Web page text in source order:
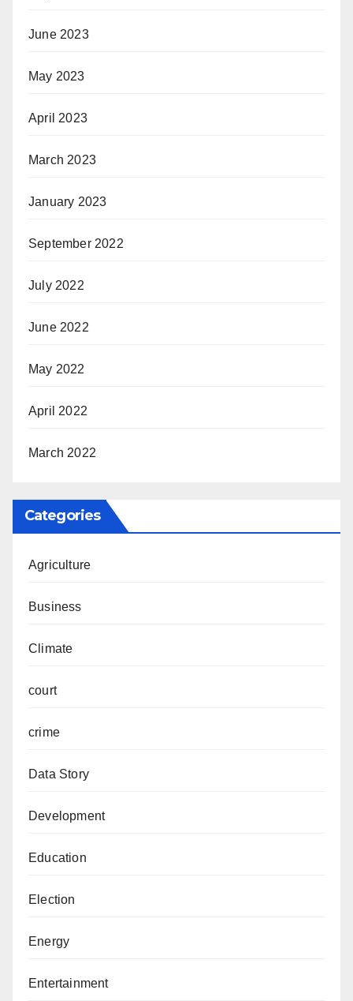
June 2023
May 2023
April 2023
March 2023
January 2023
September 2022
July 2022
June 2022
May 2022
April 2022
March 2022
Categories
Agriculture
Business
Climate
court
crime
Data Story
Development
Education
Election
Energy
Entertainment